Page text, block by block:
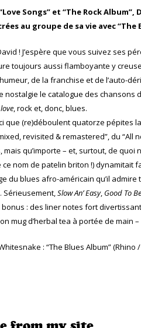
Songs” et “The Rock
au groupe de sa vie avec “The
! J’espère que vous suivez ses
toujours aussi flamboyante y
de la franchise et de l’auto-
nostalgie le catalogue des chansons
love, rock et, donc, blues.
que (re)déboulent quatorze pépites
revisited & remastered”, du “All
mais qu’importe – et, surtout, de
ce nom de patelin briton !)
du blues afro-américain qu’il
Sérieusement,Slow An’ Easy, Good To
bonus : des liner notes fort
mug d’herbal tea à portée de main –
: “The Blues Album”